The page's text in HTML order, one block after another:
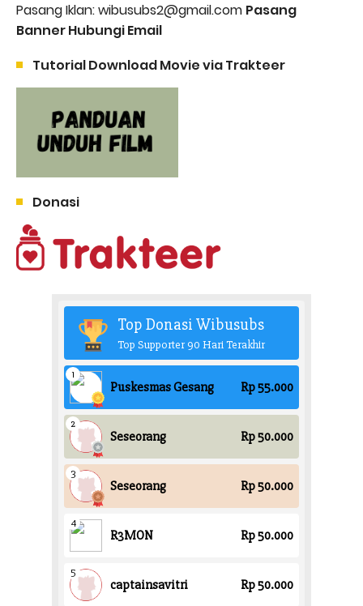
Pasang Iklan: wibusubs2@gmail.com Pasang
Banner Hubungi Email
Tutorial Download Movie via Trakteer
Donasi